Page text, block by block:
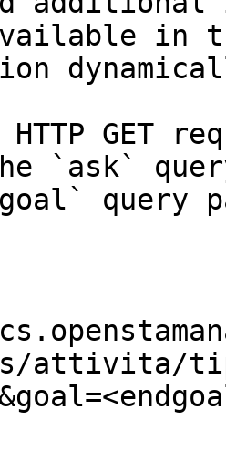
in
HTTP GET
`ask`
query
attivita/